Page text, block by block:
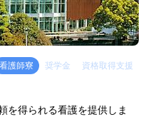
看護師寮 奨学金
資格取得支援
を得られる看護を提供しま